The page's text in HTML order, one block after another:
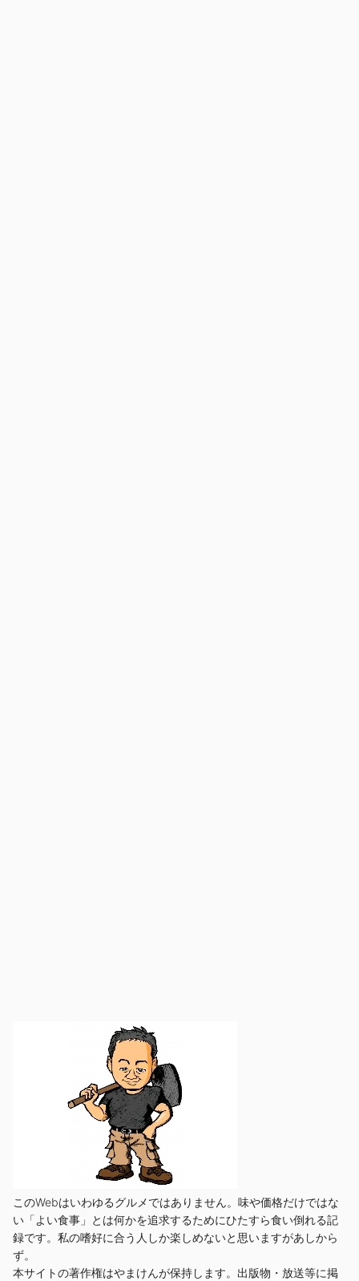
このWebはいわゆるグルメではありません。味や価格だけではな
い「よい食事」とは何かを追求するためにひたすら食い倒れる記
録です。私の嗜好に合う人しか楽しめないと思いますがあしから
ず。
本サイトの著作権はやまけんが保持します。出版物・放送等に掲